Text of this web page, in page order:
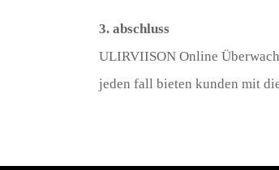
3. abschluss
ULIRVIISON Online
jeden fall bieten kunden mit